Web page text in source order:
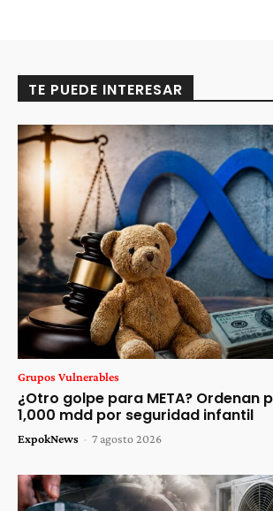
TE PUEDE INTERESAR
Grupos Vulnerables
¿Otro golpe para META? Ordenan
1,000 mdd por seguridad infantil
ExpokNews - 7 agosto 2026